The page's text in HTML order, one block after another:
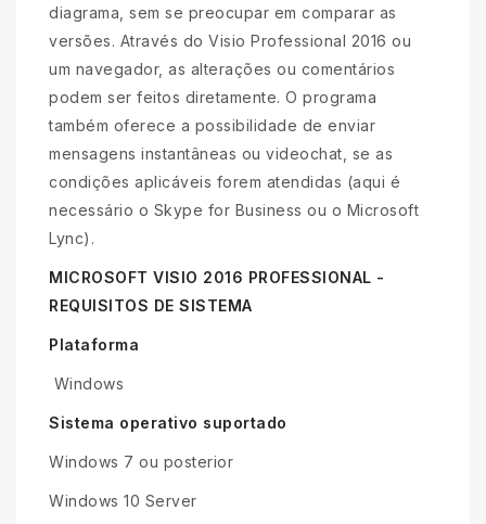
diagrama, sem se preocupar em comparar as
versões. Através do Visio Professional 2016 ou
um navegador, as alterações ou comentários
podem ser feitos diretamente. O programa
também oferece a possibilidade de enviar
mensagens instantâneas ou videochat, se as
condições aplicáveis forem atendidas (aqui é
necessário o Skype for Business ou o Microsoft
Lync).
MICROSOFT VISIO 2016 PROFESSIONAL -
REQUISITOS DE SISTEMA
Plataforma
Windows
Sistema operativo suportado
Windows 7 ou posterior
Windows 10 Server